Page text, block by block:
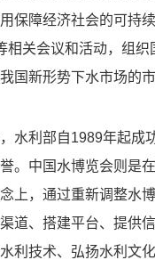
保障经济社会的可持
相关会议和活动，组
国新形势下水市场的
利部自1989年起成功
。中国水博览会则是
上，通过重新调整水
道、搭建平台、提供
利技术、弘扬水利文